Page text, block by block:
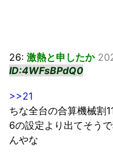
26: 激熱と申したか
ID:4WFsBPdQ0
>>21
ちな全台の合算機械割
6の設定より出てそう
んやな